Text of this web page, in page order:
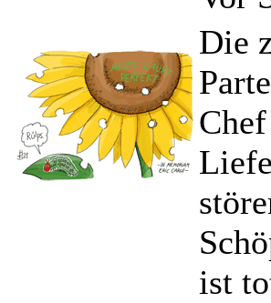
Die
ist